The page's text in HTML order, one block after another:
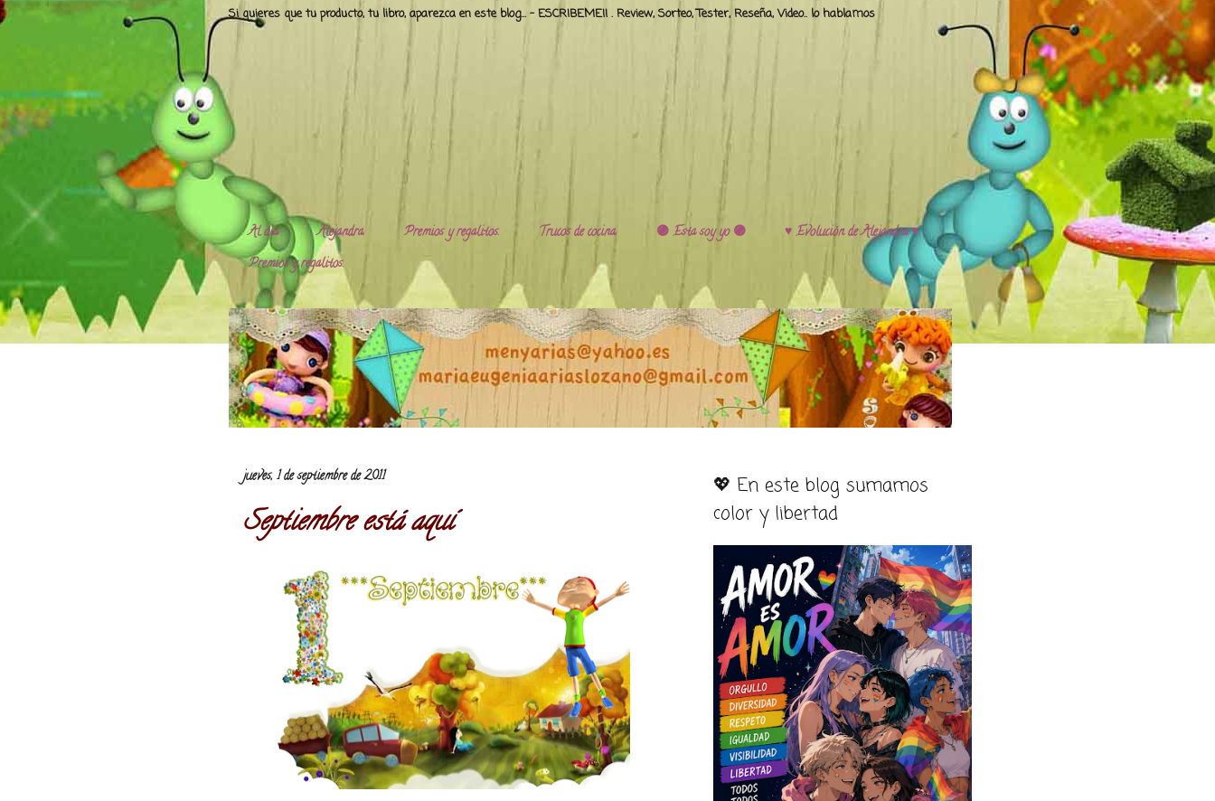
Si quieres que tu producto, tu libro, aparezca en este blog... - ESCRIBEME!! . Review, Sorteo, Tester, Reseña, Video.. lo hablamos
Al día Alejandra. Premios y regalitos. Trucos de cocina. 🟣 Esta soy yo 🟣
♥️ Evolución de Alejandra ♥️
Premios y regalitos.
jueves, 1 de septiembre de 2011
Septiembre está aquí
💖 En este blog sumamos
color y libertad